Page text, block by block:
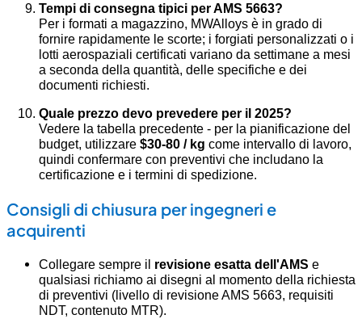
Tempi di consegna tipici per AMS 5663?
Per i formati a magazzino, MWAlloys è in grado di
fornire rapidamente le scorte; i forgiati personalizzati o i
lotti aerospaziali certificati variano da settimane a mesi
a seconda della quantità, delle specifiche e dei
documenti richiesti.
Quale prezzo devo prevedere per il 2025?
Vedere la tabella precedente - per la pianificazione del
budget, utilizzare $30-80 / kg come intervallo di lavoro,
quindi confermare con preventivi che includano la
certificazione e i termini di spedizione.
Consigli di chiusura per ingegneri e
acquirenti
Collegare sempre il revisione esatta dell'AMS e
qualsiasi richiamo ai disegni al momento della richiesta
di preventivi (livello di revisione AMS 5663, requisiti
NDT, contenuto MTR).